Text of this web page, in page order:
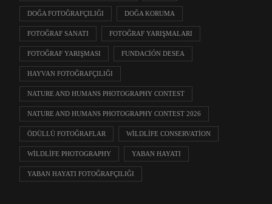
DOĞA FOTOĞRAFÇILIĞI DOĞA KORUMA
FOTOĞRAF SANATI FOTOĞRAF YARIŞMALARI
FOTOĞRAF YARIŞMASI FUNDACIÓN DESEA
HAYVAN FOTOĞRAFÇILIĞI
NATURE AND HUMANS PHOTOGRAPHY CONTEST
NATURE AND HUMANS PHOTOGRAPHY CONTEST 2026
ÖDÜLLÜ FOTOĞRAFLAR WILDLIFE CONSERVATION
WILDLIFE PHOTOGRAPHY YABAN HAYATI
YABAN HAYATI FOTOĞRAFÇILIĞI